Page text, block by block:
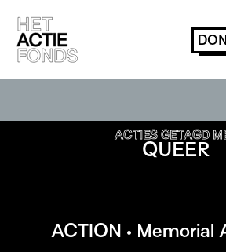
ACTIES GETAGD
QUEER
ACTION • Memorial